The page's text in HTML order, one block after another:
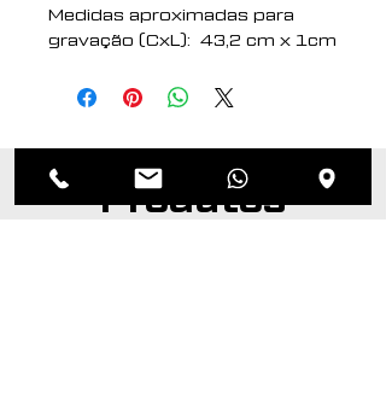
Medidas aproximadas para
gravação (CxL): 43,2 cm x 1cm
Produtos